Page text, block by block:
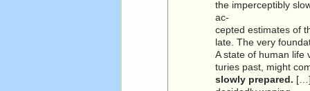
the imperceptibly
ac-
cepted estimates of
late. The very
A state of human life
turies past, might
slowly prepared. […]